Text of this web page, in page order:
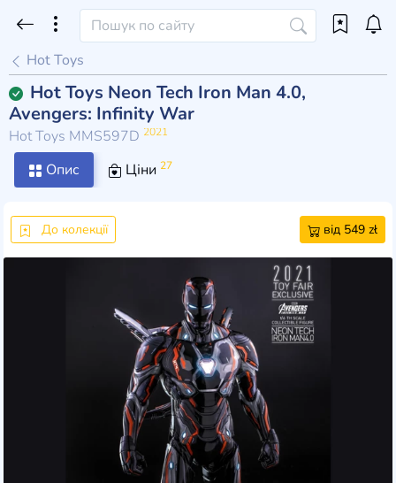
Hot Toys
Hot Toys Neon Tech Iron Man 4.0,
Avengers: Infinity War
Hot Toys MMS597D 2021
Опис Ціни 27
До колекції від 549 zł